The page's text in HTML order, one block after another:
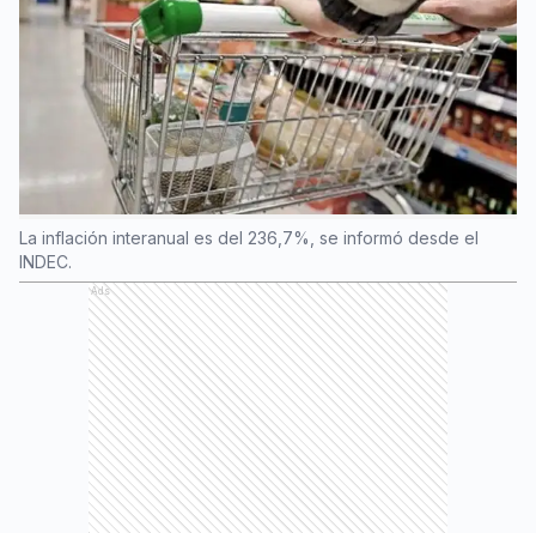
La inflación interanual es del 236,7%, se informó desde el
INDEC.
Ads